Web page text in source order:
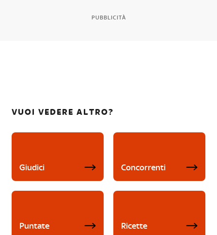
PUBBLICITÀ
VUOI VEDERE ALTRO?
Giudici Concorrenti
Puntate Ricette